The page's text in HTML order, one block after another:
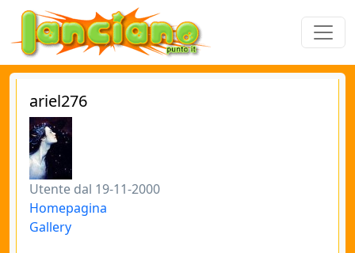
ariel276
Utente dal 19-11-2000
Homepagina
Gallery